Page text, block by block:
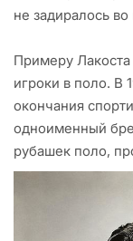
не задиралось
Примеру
игроки в поло. В
окончания
одноименный
рубашек поло,